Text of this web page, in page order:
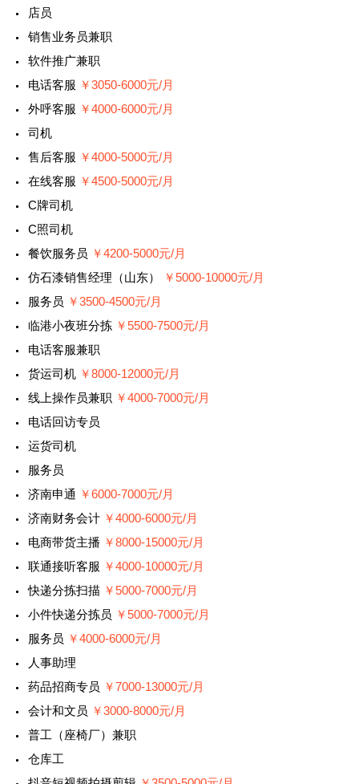
店员
销售业务员兼职
软件推广兼职
电话客服 ￥3050-6000元/月
外呼客服 ￥4000-6000元/月
司机
售后客服 ￥4000-5000元/月
在线客服 ￥4500-5000元/月
C牌司机
C照司机
餐饮服务员 ￥4200-5000元/月
仿石漆销售经理（山东）
￥5000-10000元/月
服务员 ￥3500-4500元/月
临港小夜班分拣 ￥5500-7500元/月
电话客服兼职
货运司机 ￥8000-12000元/月
线上操作员兼职 ￥4000-7000元/月
电话回访专员
运货司机
服务员
济南申通 ￥6000-7000元/月
济南财务会计 ￥4000-6000元/月
电商带货主播 ￥8000-15000元/月
联通接听客服 ￥4000-10000元/月
快递分拣扫描 ￥5000-7000元/月
小件快递分拣员 ￥5000-7000元/月
服务员 ￥4000-6000元/月
人事助理
药品招商专员 ￥7000-13000元/月
会计和文员 ￥3000-8000元/月
普工（座椅厂）兼职
仓库工